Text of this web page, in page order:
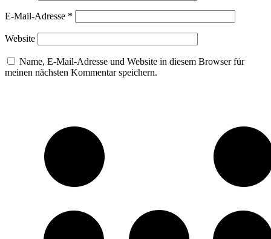
E-Mail-Adresse *
Website
Name, E-Mail-Adresse und Website in diesem Browser für
meinen nächsten Kommentar speichern.